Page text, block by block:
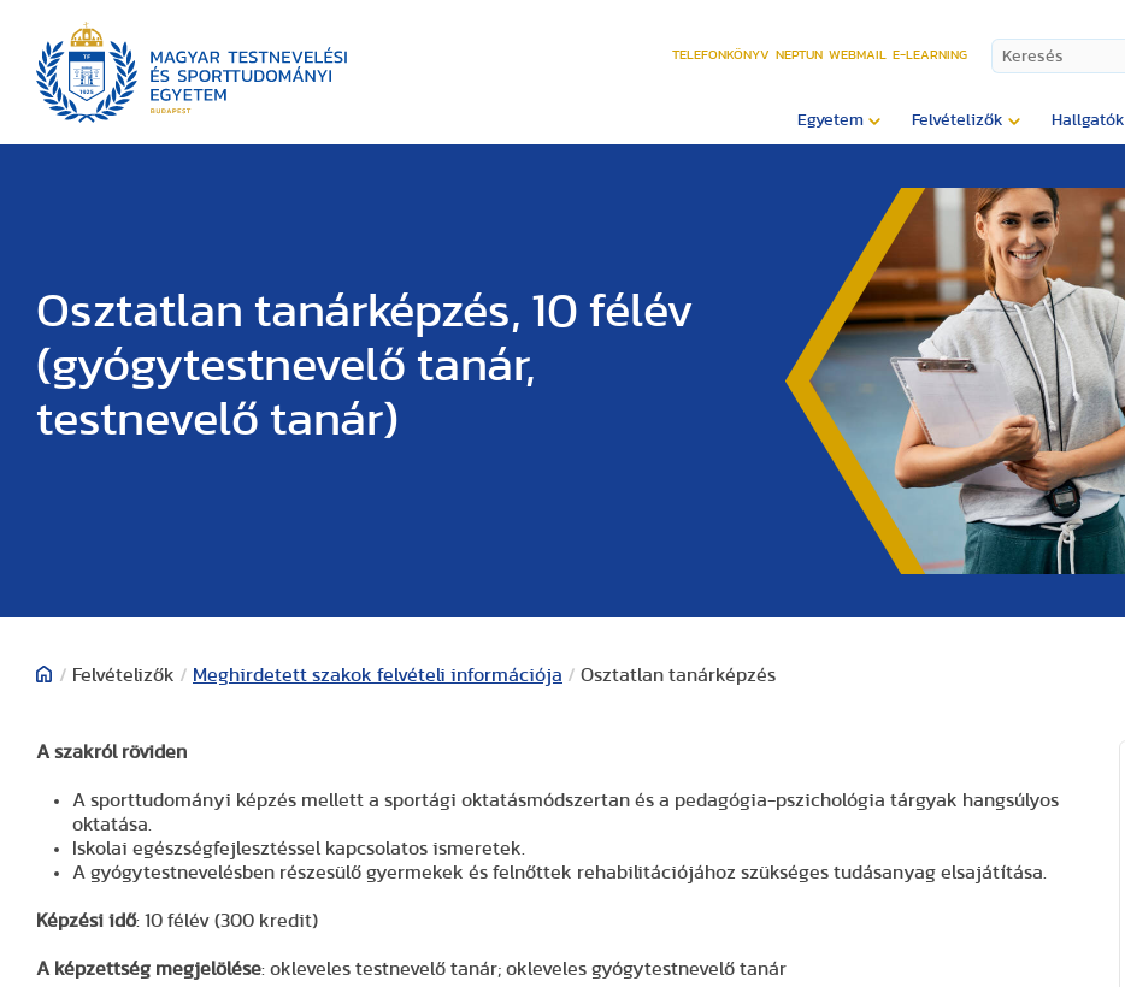
TELEFONKÖNYV NEPTUN WEBMAIL E-LEARNING
Egyetem Felvételizők Hallgatók
Osztatlan tanárképzés, 10 félév
(gyógytestnevelő tanár,
testnevelő tanár)
/ Felvételizők / Meghirdetett szakok felvételi információja / Osztatlan tanárképzés
A szakról röviden
A sporttudományi képzés mellett a sportági oktatásmódszertan és a pedagógia-pszichológia tárgyak hangsúlyos
oktatása.
Iskolai egészségfejlesztéssel kapcsolatos ismeretek.
A gyógytestnevelésben részesülő gyermekek és felnőttek rehabilitációjához szükséges tudásanyag elsajátítása.
Képzési idő: 10 félév (300 kredit)
A képzettség megjelölése: okleveles testnevelő tanár; okleveles gyógytestnevelő tanár